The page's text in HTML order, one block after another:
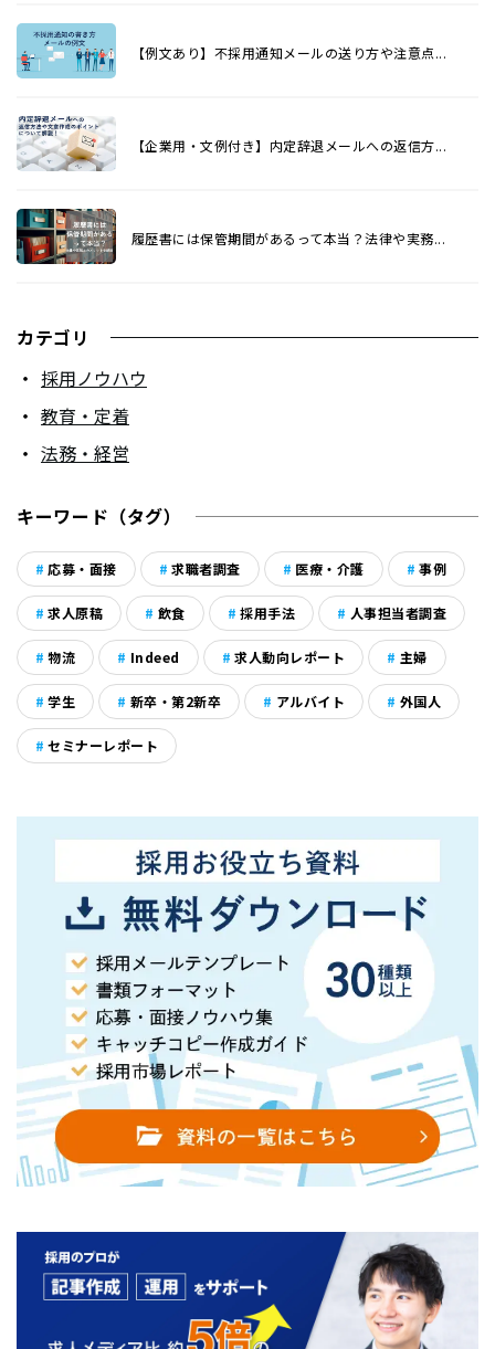
【例文あり】不採用通知メールの送り方や注意点...
【企業用・文例付き】内定辞退メールへの返信方...
履歴書には保管期間があるって本当？法律や実務...
カテゴリ
採用ノウハウ
教育・定着
法務・経営
キーワード（タグ）
応募・面接 求職者調査 医療・介護 事例
求人原稿 飲食 採用手法 人事担当者調査
物流 Indeed 求人動向レポート 主婦
学生 新卒・第2新卒 アルバイト 外国人
セミナーレポート